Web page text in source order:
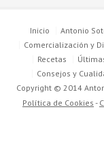
Inicio Antonio
Comercialización y
Recetas
Consejos y
Copyright © 2014
Política de Cookies -